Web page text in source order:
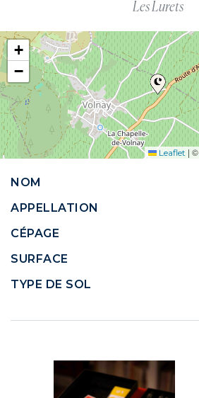
Les Lurets
+
−
Leaflet | ©
NOM
APPELLATION
CÉPAGE
SURFACE
TYPE DE SOL